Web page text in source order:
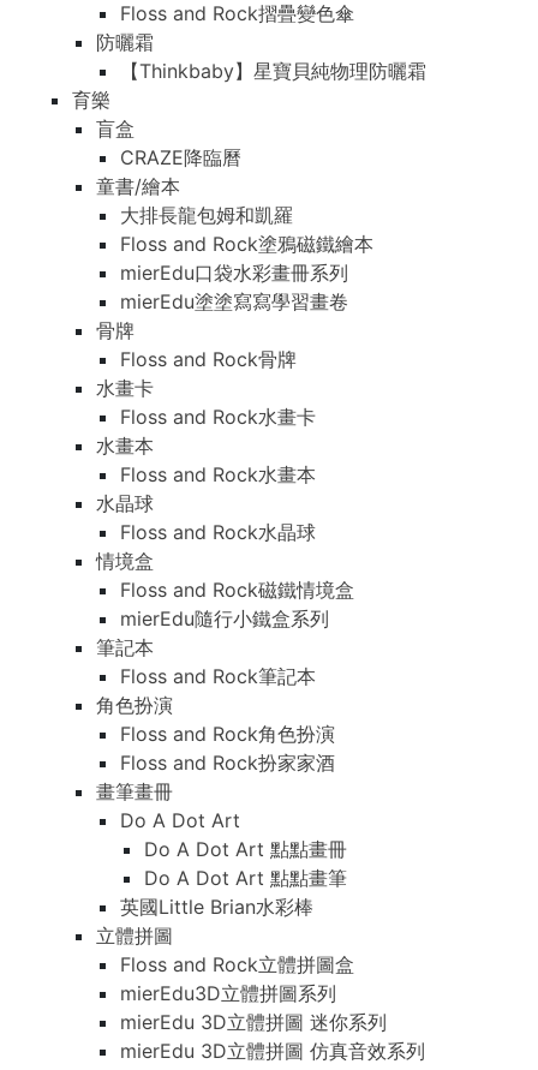
Floss and Rock摺疊變色傘
防曬霜
【Thinkbaby】星寶貝純物理防曬霜
育樂
盲盒
CRAZE降臨曆
童書/繪本
大排長龍包姆和凱羅
Floss and Rock塗鴉磁鐵繪本
mierEdu口袋水彩畫冊系列
mierEdu塗塗寫寫學習畫卷
骨牌
Floss and Rock骨牌
水畫卡
Floss and Rock水畫卡
水畫本
Floss and Rock水畫本
水晶球
Floss and Rock水晶球
情境盒
Floss and Rock磁鐵情境盒
mierEdu隨行小鐵盒系列
筆記本
Floss and Rock筆記本
角色扮演
Floss and Rock角色扮演
Floss and Rock扮家家酒
畫筆畫冊
Do A Dot Art
Do A Dot Art 點點畫冊
Do A Dot Art 點點畫筆
英國Little Brian水彩棒
立體拼圖
Floss and Rock立體拼圖盒
mierEdu3D立體拼圖系列
mierEdu 3D立體拼圖 迷你系列
mierEdu 3D立體拼圖 仿真音效系列